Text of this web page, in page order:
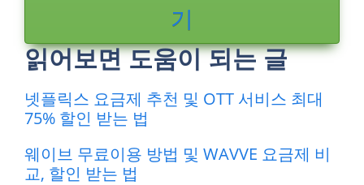
기
읽어보면 도움이 되는 글
넷플릭스 요금제 추천 및 OTT 서비스 최대
75% 할인 받는 법
웨이브 무료이용 방법 및 WAVVE 요금제 비
교, 할인 받는 법